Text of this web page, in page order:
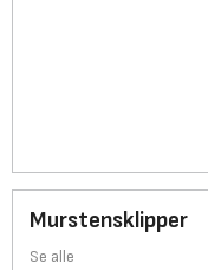
Murstensklipper
Se alle